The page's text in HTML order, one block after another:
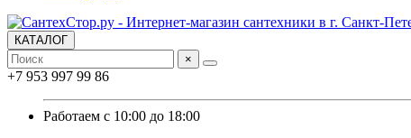
КАТАЛОГ
×
+7 953 997 99 86
Работаем с 10:00 до 18:00